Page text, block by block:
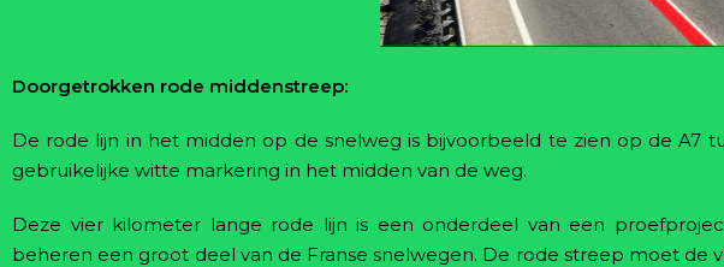
Doorgetrokken rode middenstreep:
De rode lijn in het midden op de snelweg is bijvoorbeeld te zien op de A7
gebruikelijke witte markering in het midden van de weg.
Deze vier kilometer lange rode lijn is een onderdeel van een
beheren een groot deel van de Franse snelwegen. De rode streep moet